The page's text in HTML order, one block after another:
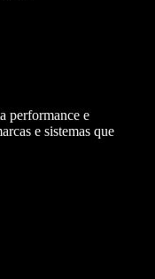
performance e
e sistemas que